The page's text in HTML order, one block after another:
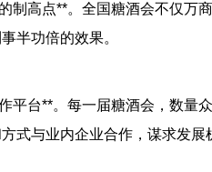
制高点**。全国糖酒会不仅万
半功倍的效果。
平台**。每一届糖酒会，数量
式与业内企业合作，谋求发展